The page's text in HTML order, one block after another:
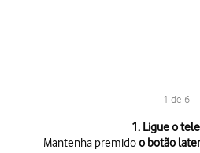
1 de 6
1. Ligue o
Mantenha premidoo botão